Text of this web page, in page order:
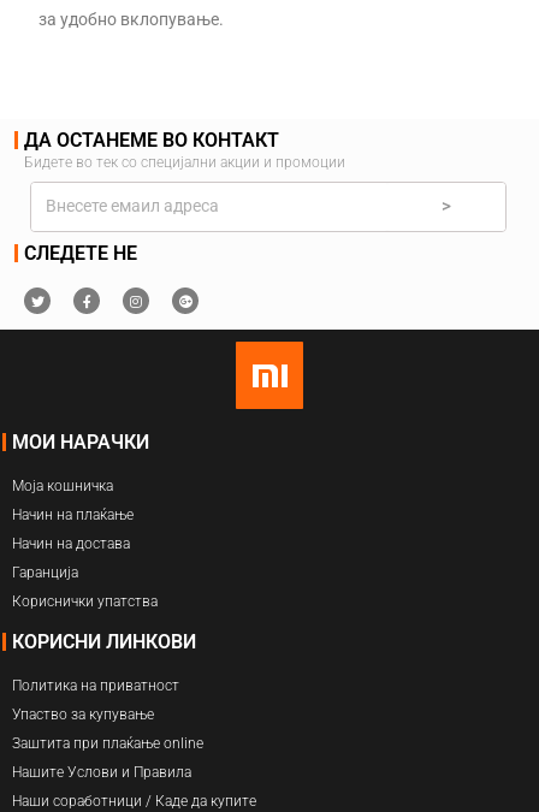
за удобно вклопување.
ДА ОСТАНЕМЕ ВО КОНТАКТ
Бидете во тек со специјални акции и промоции
>
СЛЕДЕТЕ НЕ
МОИ НАРАЧКИ
Моја кошничка
Начин на плаќање
Начин на достава
Гаранција
Кориснички упатства
КОРИСНИ ЛИНКОВИ
Политика на приватност
Упаство за купување
Заштита при плаќање online
Нашите Услови и Правила
Наши соработници / Каде да купите